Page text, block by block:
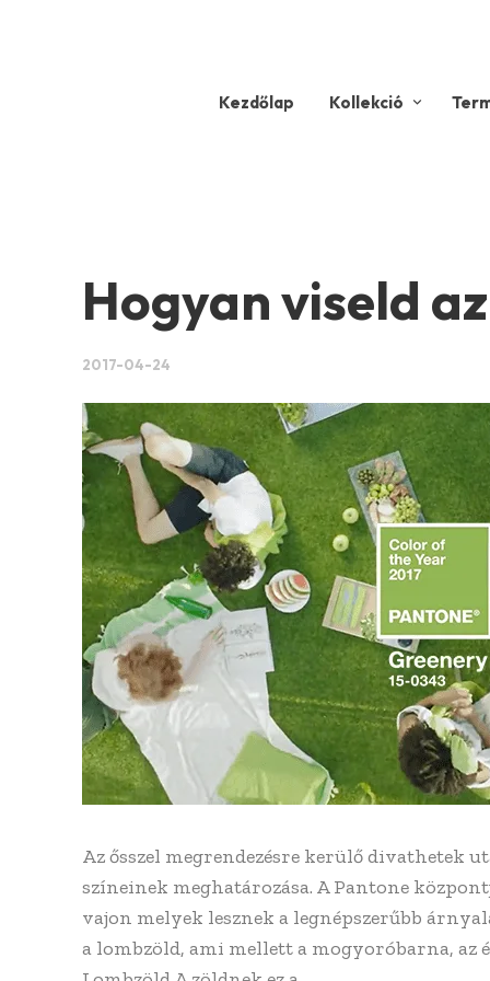
Kezdőlap Kollekció
Hogyan viseld
2017-04-24
Az ősszel megrendezésre kerülő divathetek
színeinek meghatározása. A Pantone
vajon melyek lesznek a legnépszerűbb
a lombzöld, ami mellett a mogyoróbarna, az